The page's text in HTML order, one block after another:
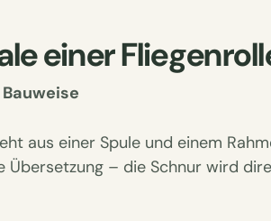
einer
aus einer Spule und einem
Übersetzung – die Schnur wird